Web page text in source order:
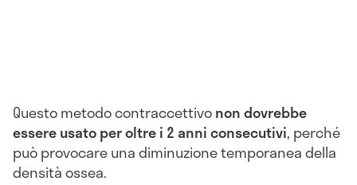
Questo metodo contraccettivonon dovrebbe
essere usato per oltre i 2 anni consecutivi, perché
può provocare una diminuzione temporanea della
densità ossea.